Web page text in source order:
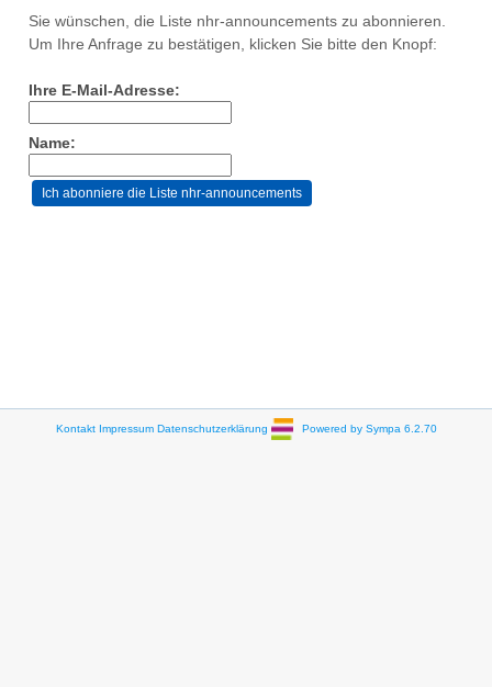
Sie wünschen, die Liste nhr-announcements zu abonnieren.
Um Ihre Anfrage zu bestätigen, klicken Sie bitte den Knopf:
Ihre E-Mail-Adresse:
Name:
Kontakt Impressum Datenschutzerklärung Powered by Sympa 6.2.70